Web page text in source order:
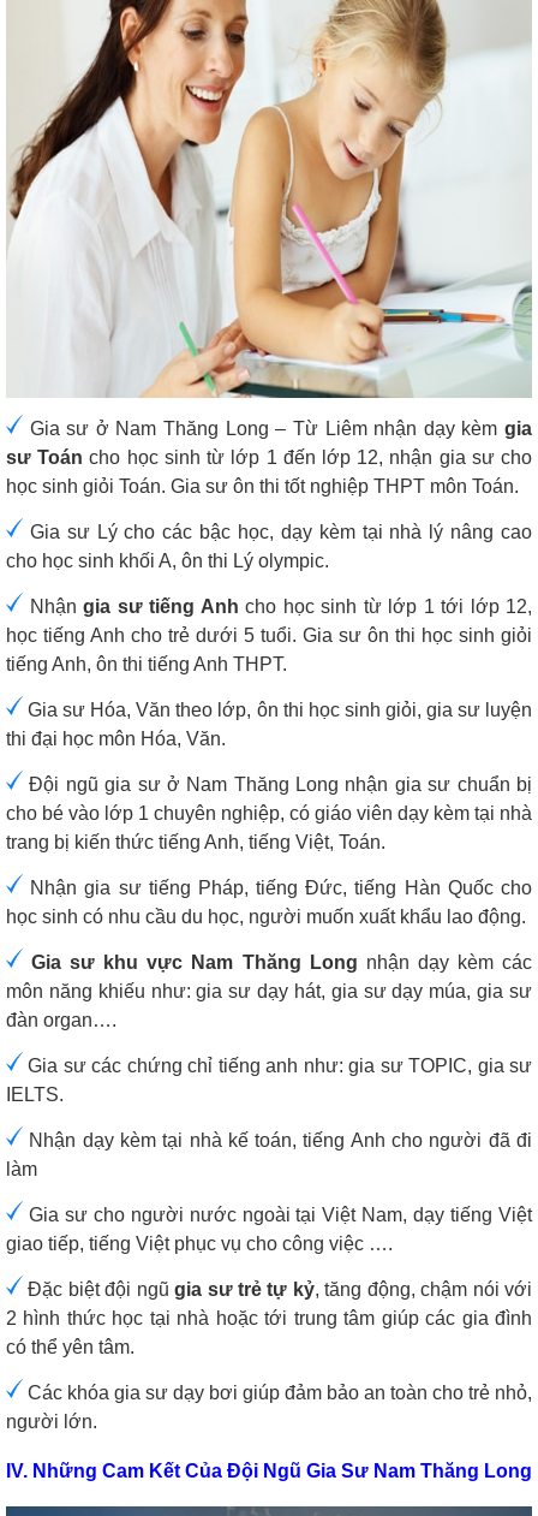
Gia sư ở Nam Thăng Long – Từ Liêm nhận dạy kèm gia
sư Toán cho học sinh từ lớp 1 đến lớp 12, nhận gia sư cho
học sinh giỏi Toán. Gia sư ôn thi tốt nghiệp THPT môn Toán.
Gia sư Lý cho các bậc học, dạy kèm tại nhà lý nâng cao
cho học sinh khối A, ôn thi Lý olympic.
Nhận gia sư tiếng Anh cho học sinh từ lớp 1 tới lớp 12,
học tiếng Anh cho trẻ dưới 5 tuổi. Gia sư ôn thi học sinh giỏi
tiếng Anh, ôn thi tiếng Anh THPT.
Gia sư Hóa, Văn theo lớp, ôn thi học sinh giỏi, gia sư luyện
thi đại học môn Hóa, Văn.
Đội ngũ gia sư ở Nam Thăng Long nhận gia sư chuẩn bị
cho bé vào lớp 1 chuyên nghiệp, có giáo viên dạy kèm tại nhà
trang bị kiến thức tiếng Anh, tiếng Việt, Toán.
Nhận gia sư tiếng Pháp, tiếng Đức, tiếng Hàn Quốc cho
học sinh có nhu cầu du học, người muốn xuất khẩu lao động.
Gia sư khu vực Nam Thăng Long nhận dạy kèm các
môn năng khiếu như: gia sư dạy hát, gia sư dạy múa, gia sư
đàn organ….
Gia sư các chứng chỉ tiếng anh như: gia sư TOPIC, gia sư
IELTS.
Nhận dạy kèm tại nhà kế toán, tiếng Anh cho người đã đi
làm
Gia sư cho người nước ngoài tại Việt Nam, dạy tiếng Việt
giao tiếp, tiếng Việt phục vụ cho công việc ….
Đặc biệt đội ngũ gia sư trẻ tự kỷ, tăng động, chậm nói với
2 hình thức học tại nhà hoặc tới trung tâm giúp các gia đình
có thể yên tâm.
Các khóa gia sư dạy bơi giúp đảm bảo an toàn cho trẻ nhỏ,
người lớn.
IV. Những Cam Kết Của Đội Ngũ Gia Sư Nam Thăng Long